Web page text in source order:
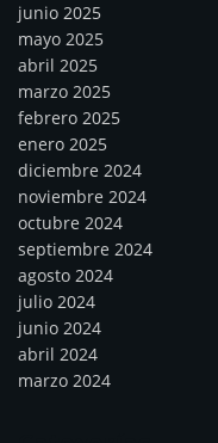
junio 2025
mayo 2025
abril 2025
marzo 2025
febrero 2025
enero 2025
diciembre 2024
noviembre 2024
octubre 2024
septiembre 2024
agosto 2024
julio 2024
junio 2024
abril 2024
marzo 2024